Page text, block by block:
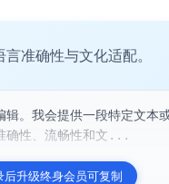
准确性与文化适配。
。我会提供一段特定文本
确性、流畅性和文...
后升级终身会员可复制